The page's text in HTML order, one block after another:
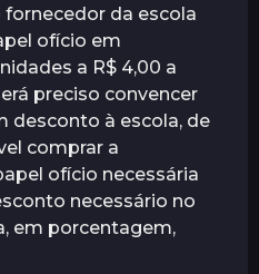
fornecedor da escola
ofício em
a R$ 4,00 a
preciso convencer
desconto à escola, de
comprar a
ofício necessária
necessário no
em porcentagem,